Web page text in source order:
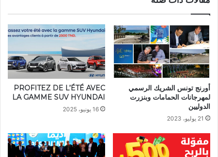
أورنج تونس الشريك الرسمي
لمهرجانات الحمامات وبنزرت
الدوليين
21 يوليو، 2023
PROFITEZ DE L’ÉTÉ AVEC
LA GAMME SUV HYUNDAI
16 يونيو، 2025